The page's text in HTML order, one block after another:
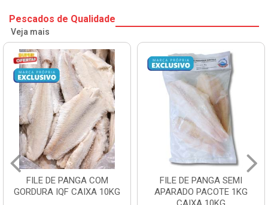
Pescados de Qualidade
Veja mais
COM
10KG
FILE DE PANGA SEMI
APARADO PACOTE 1KG
POLACA